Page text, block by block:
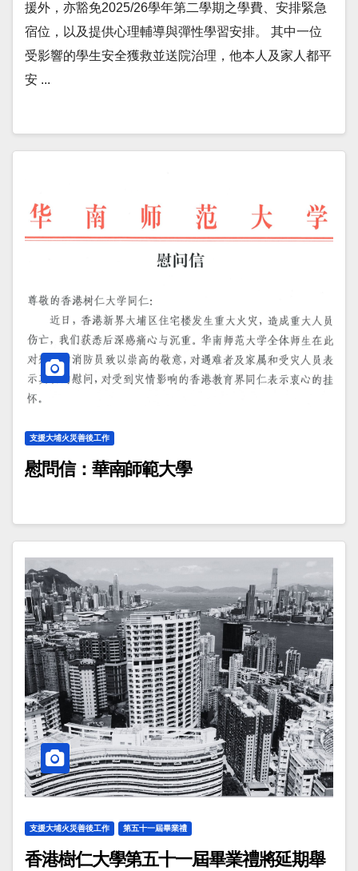
援外，亦豁免2025/26學年第二學期之學費、安排緊急
宿位，以及提供心理輔導與彈性學習安排。 其中一位
受影響的學生安全獲救並送院治理，他本人及家人都平
安 ...
支援大埔火災善後工作
慰問信：華南師範大學
支援大埔火災善後工作 第五十一屆畢業禮
香港樹仁大學第五十一屆畢業禮將延期舉